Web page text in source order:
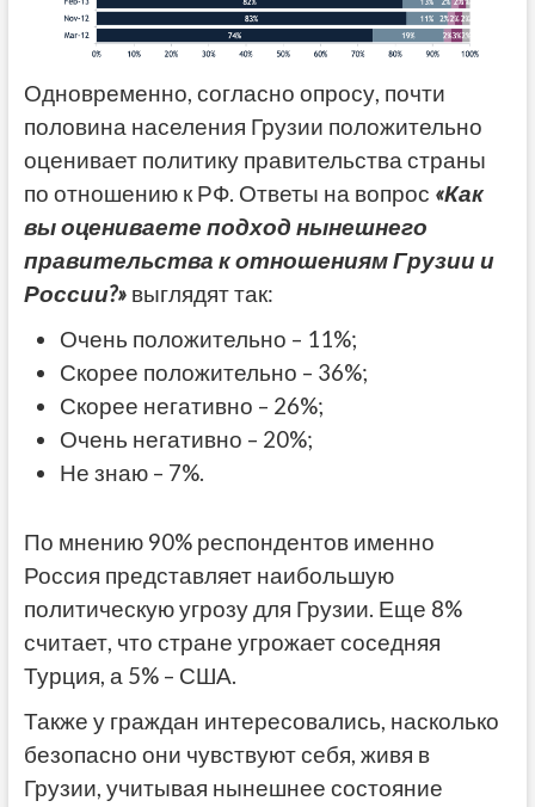
Одновременно, согласно опросу, почти
половина населения Грузии положительно
оценивает политику правительства страны
по отношению к РФ. Ответы на вопрос «Как
вы оцениваете подход нынешнего
правительства к отношениям Грузии и
России?»выглядят так:
Очень положительно – 11%;
Скорее положительно – 36%;
Скорее негативно – 26%;
Очень негативно – 20%;
Не знаю – 7%.
По мнению 90% респондентов именно
Россия представляет наибольшую
политическую угрозу для Грузии. Еще 8%
считает, что стране угрожает соседняя
Турция, а 5% – США.
Также у граждан интересовались, насколько
безопасно они чувствуют себя, живя в
Грузии, учитывая нынешнее состояние